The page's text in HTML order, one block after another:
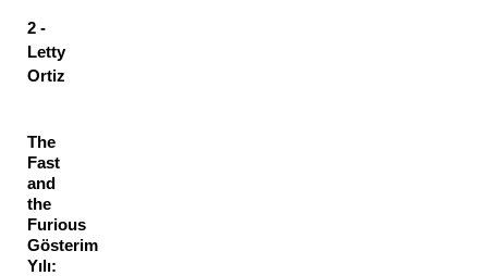
2 -
Letty
The
Fast
and
the
Furious
Gösterim
Yılı: